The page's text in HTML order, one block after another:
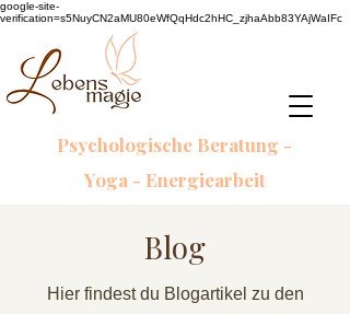
google-site-
verification=s5NuyCN2aMU80eWfQqHdc2hHC_zjhaAbb83YAjWaIFc
Psychologische Beratung -
Yoga - Energiearbeit
Blog
Hier findest du Blogartikel zu den